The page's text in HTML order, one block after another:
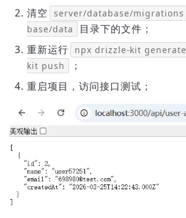
清空
server/database/migrations
base/data
目录下的文件；
重新运行
npx drizzle-kit generate
kit push
；
重启项目，访问接口测试；